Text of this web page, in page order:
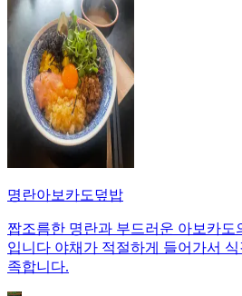
명란아보카도덮밥
짭조름한 명란과 부드러운 아보카도
입니다 야채가 적절하게 들어가서
족합니다.